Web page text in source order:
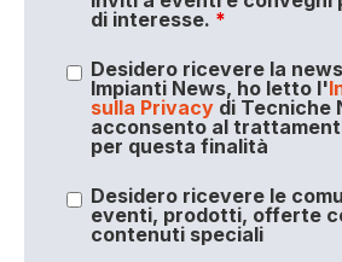
di interesse. *
Desidero ricevere la
Impianti News, ho letto l'
sulla Privacydi Tecniche
acconsento al
per questa finalità
Desidero ricevere le
eventi, prodotti, offerte
contenuti speciali